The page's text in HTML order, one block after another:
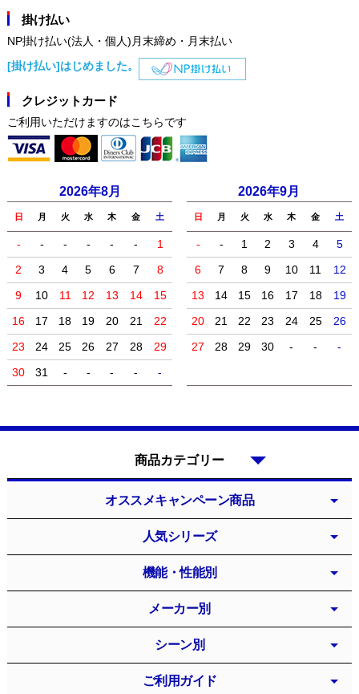
掛け払い
NP掛け払い(法人・個人)月末締め・月末払い
[掛け払い]はじめました。
クレジットカード
ご利用いただけますのはこちらです
2026年8月
日 月 火 水 木 金 土
- - - - - -
1
2
3 4 5 6 7
8
9
10 11 12 13 14
15
16
17 18 19 20 21
22
23
24 25 26 27 28
29
30
31 - - - - -
2026年9月
日 月 火 水 木 金 土
- - 1 2 3 4
5
6
7 8 9 10 11
12
13
14 15 16 17 18
19
20
21 22 23 24 25
26
27
28 29 30 - - -
オススメキャンペーン商品
人気シリーズ
機能・性能別
メーカー別
シーン別
ご利用ガイド
商品カテゴリー